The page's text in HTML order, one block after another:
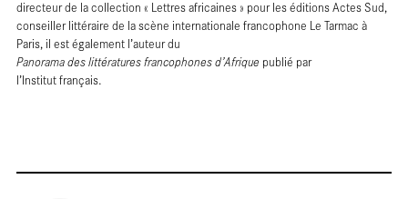
directeur de la collection « Lettres africaines » pour les éditions Actes Sud,
conseiller littéraire de la scène internationale francophone Le Tarmac à
Paris, il est également l’auteur du
Panorama des littératures francophones d’Afrique publié par
l’Institut français.